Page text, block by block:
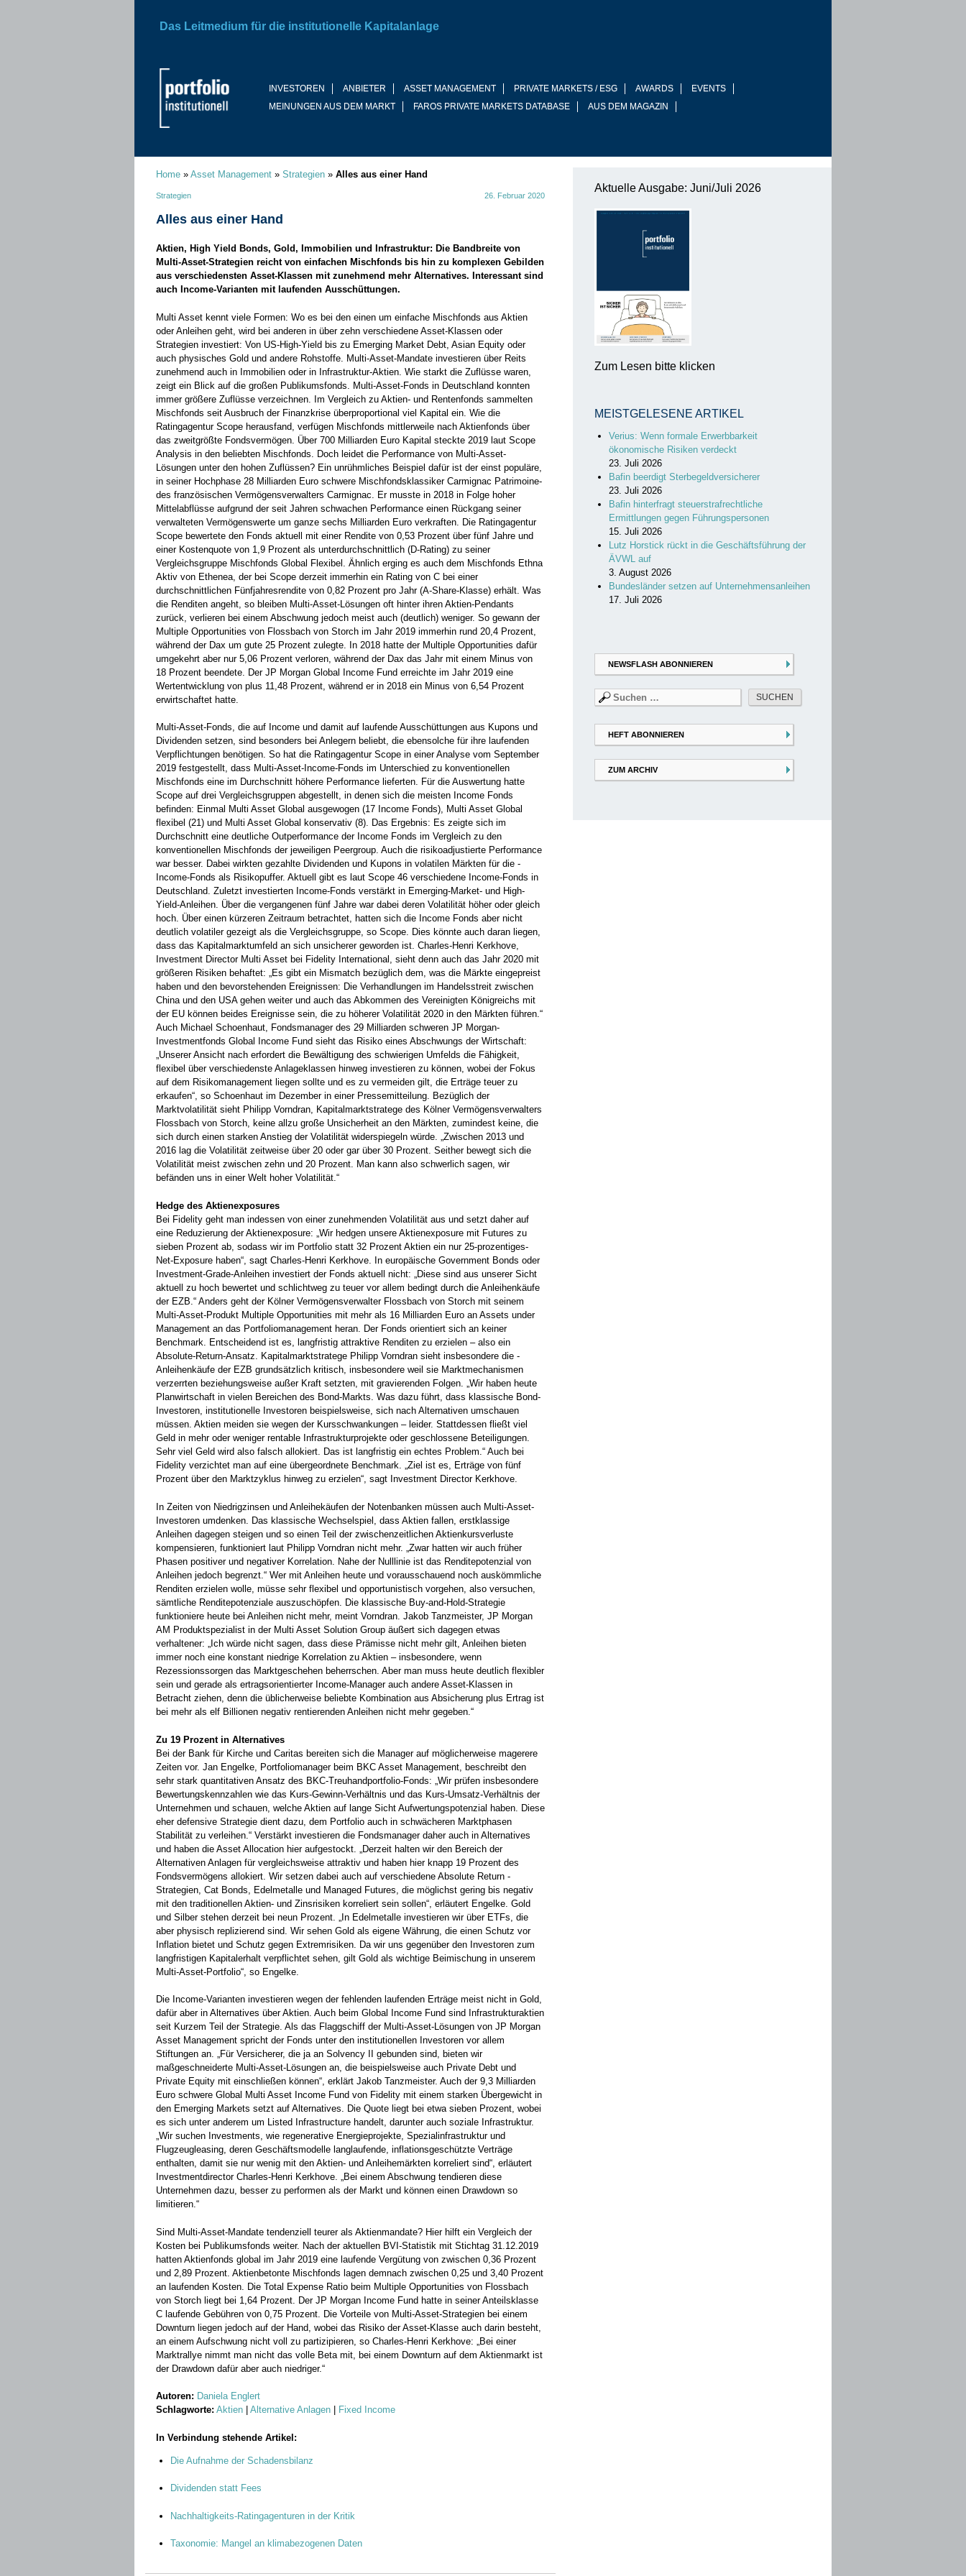
INVESTOREN ANBIETER ASSET MANAGEMENT PRIVATE MARKETS / ESG AWARDS
EVENTS
MEINUNGEN AUS DEM MARKT
FAROS PRIVATE MARKETS DATABASE AUS DEM MAGAZIN
Das Leitmedium für die institutionelle Kapitalanlage
Home » Asset Management » Strategien » Alles aus einer Hand
Strategien 26. Februar 2020
Alles aus einer Hand
Aktien, High Yield Bonds, Gold, Immobilien und Infrastruktur: Die Bandbreite von
Multi-Asset-Strategien reicht von einfachen Mischfonds bis hin zu komplexen Gebilden
aus verschiedensten Asset-Klassen mit zunehmend mehr Alternatives. Interessant sind
auch Income-Varianten mit laufenden Ausschüttungen.
Multi Asset kennt viele Formen: Wo es bei den einen um einfache Mischfonds aus Aktien
oder Anleihen geht, wird bei anderen in über zehn verschiedene Asset-Klassen oder
Strategien investiert: Von US-High-Yield bis zu Emerging Market Debt, Asian Equity oder
auch physisches Gold und andere Rohstoffe. Multi-Asset-­Mandate investieren über Reits
zunehmend auch in Immobilien oder in Infrastruktur-Aktien. Wie starkt die Zuflüsse waren,
zeigt ein Blick auf die großen Publikumsfonds. Multi-Asset-Fonds in Deutschland konnten
immer größere Zuflüsse verzeichnen. Im Vergleich zu Aktien- und Rentenfonds sammelten
Mischfonds seit Ausbruch der Finanzkrise überproportional viel Kapital ein. Wie die
Ratingagentur Scope herausfand, verfügen Mischfonds mittlerweile nach Aktienfonds über
das zweitgrößte Fondsvermögen. Über 700 Milliarden Euro Kapital steckte 2019 laut Scope
Analysis in den beliebten Mischfonds. Doch leidet die Performance von Multi­-Asset-
Lösungen unter den hohen Zuflüssen? Ein unrühm­liches Beispiel dafür ist der einst populäre,
in seiner Hochphase 28 Milliarden Euro schwere Mischfondsklassiker Carmignac Patrimoine­
des französischen Vermögensverwalters Carmignac. Er musste in 2018 in Folge hoher
Mittelabflüsse aufgrund der seit ­Jahren schwachen Performance einen Rückgang seiner
verwalteten Vermögenswerte um ganze sechs Milliarden Euro verkraften. Die Ratingagentur
Scope bewertete den Fonds aktuell mit einer ­Rendite von 0,53 Prozent über fünf Jahre und
einer Kostenquote von 1,9 Prozent als unterdurchschnittlich (D-Rating) zu seiner
Vergleichsgruppe Mischfonds Global Flexibel. Ähnlich erging es auch dem Mischfonds Ethna
Aktiv von Ethenea, der bei Scope derzeit immerhin ein Rating von C bei einer
durchschnittlichen Fünfjahresrendite von 0,82 Prozent pro Jahr (A-Share-Klasse) erhält. Was
die ­Renditen angeht, so bleiben Multi-Asset-Lösungen oft hinter ihren Aktien-Pendants
zurück, verlieren bei einem Abschwung jedoch meist auch (deutlich) weniger. So gewann der
Multiple Opportunities von Flossbach von Storch im Jahr 2019 immerhin rund 20,4 Prozent,
während der Dax um gute 25 Prozent zulegte. In 2018 ­hatte der Multiple Opportunities dafür
umgekehrt aber nur 5,06 Prozent verloren, während der Dax das Jahr mit einem Minus von
18 Prozent beendete. Der JP Morgan Global Income Fund erreichte im Jahr 2019 eine
Wertentwicklung von plus 11,48 Prozent, während er in 2018 ein Minus von 6,54 Prozent
erwirtschaftet hatte.
Multi-Asset-Fonds, die auf Income und damit auf laufende Ausschüttungen aus Kupons und
Dividenden setzen, sind besonders bei Anlegern beliebt, die ebensolche für ihre laufenden
Verpflichtungen benötigen. So hat die Ratingagentur Scope in einer Analyse vom September
2019 festgestellt, dass Multi-Asset-Income-Fonds im Unterschied zu konventionellen
Mischfonds eine im Durchschnitt höhere Performance lieferten. Für die Auswertung hatte
Scope auf drei Vergleichsgruppen abgestellt, in denen sich die meisten Income Fonds
befinden: Einmal Multi Asset Global ausgewogen (17 Income Fonds), Multi Asset Global
flexibel (21) und Multi­ Asset Global konservativ (8). Das Ergebnis: Es zeigte sich im
Durchschnitt eine deutliche Outperformance der Income Fonds im Vergleich zu den
konventionellen Mischfonds der jeweiligen P­eergroup. Auch die risikoadjustierte Performance
war besser. ­Dabei wirkten gezahlte Dividenden und Kupons in volatilen ­Märkten für die ­
Income-Fonds als Risikopuffer. Aktuell gibt es laut Scope 46 ­verschiedene Income-Fonds in
Deutschland. Zuletzt ­investierten Income-Fonds verstärkt in Emerging-Market- und High-
Yield-­Anleihen. Über die vergangenen fünf Jahre war dabei deren ­Volatilität höher oder gleich
hoch. Über einen kürzeren Zeitraum betrachtet, hatten sich die Income Fonds aber nicht
deutlich volatiler gezeigt als die Vergleichsgruppe, so Scope. Dies könnte auch ­daran liegen,
dass das Kapitalmarktumfeld an sich unsicherer ­geworden ist. Charles-Henri Kerkhove,
Investment Director Multi Asset bei Fidelity International, sieht denn auch das Jahr 2020 mit
größeren Risiken behaftet: „Es gibt ein Mismatch bezüglich dem, was die Märkte eingepreist
haben und den bevorstehenden Ereignissen: Die Verhandlungen im Handelsstreit zwischen
China und den USA gehen weiter und auch das Abkommen des Vereinigten Königreichs mit
der EU können beides Ereignisse sein, die zu ­höherer Volatilität 2020 in den Märkten führen.“
Auch Michael Schoenhaut, Fondsmanager des 29 Milliarden schweren JP Morgan­
Investmentfonds Global Income Fund sieht das Risiko eines ­Abschwungs der Wirtschaft:
„Unserer Ansicht nach erfordert die Bewältigung des schwierigen Umfelds die Fähigkeit,
flexibel über verschiedenste Anlageklassen hinweg investieren zu können, ­wobei der Fokus
auf dem Risikomanagement liegen sollte und es zu ­vermeiden gilt, die Erträge teuer zu
erkaufen“, so Schoenhaut im Dezember in einer Pressemitteilung. Bezüglich der
Marktvolatilität sieht Philipp Vorndran, Kapitalmarktstratege des Kölner Vermögensverwalters
Flossbach von Storch, keine allzu große Unsicherheit­ an den Märkten, zumindest keine, die
sich durch einen starken ­Anstieg der Volatilität widerspiegeln würde. „Zwischen 2013 und
2016 lag die Volatilität zeitweise über 20 oder gar über 30 Prozent. ­Seither bewegt sich die
Volatilität meist zwischen zehn und 20 ­Prozent. Man kann also schwerlich sagen, wir
befänden uns in ­einer Welt hoher Volatilität.“
Hedge des Aktienexposures
Bei Fidelity geht man indessen von einer zunehmenden Volatilität aus und setzt daher auf
eine Reduzierung der Aktienexposure: „Wir hedgen unsere Aktienexposure mit Futures zu
sieben Prozent ab, sodass wir im Portfolio statt 32 Prozent Aktien ein nur 25-prozentiges­
Net-Exposure haben“, sagt Charles-Henri Kerkhove. In europäische Government Bonds oder
Investment-Grade-Anleihen investiert der Fonds aktuell nicht: „Diese sind aus unserer Sicht
aktuell zu hoch bewertet und schlichtweg zu teuer vor allem bedingt durch die ­Anleihenkäufe
der EZB.“ Anders geht der Kölner Vermögensverwalter Flossbach von Storch mit seinem
Multi-Asset-Produkt ­Multiple Opportunities mit mehr als 16 Milliarden Euro an Assets under
Management an das Portfoliomanagement heran. Der Fonds orientiert sich an keiner
Benchmark. Entscheidend ist es, langfristig­ attraktive Renditen zu erzielen – also ein
Absolute-Return-Ansatz. Kapitalmarktstratege Philipp Vorndran sieht insbesondere die ­
Anleihenkäufe der EZB grundsätzlich kritisch, insbesondere weil sie Marktmechanismen
verzerrten beziehungsweise außer Kraft setzten, mit gravierenden Folgen. „Wir haben heute
Planwirtschaft in vielen Bereichen des Bond-Markts. Was dazu führt, dass ­klassische Bond-
Investoren, institutionelle Investoren beispielsweise, sich nach Alternativen umschauen
müssen. Aktien meiden sie wegen der Kursschwankungen – leider. Stattdessen fließt viel
Geld in mehr oder weniger rentable Infrastrukturprojekte oder ­geschlossene Beteiligungen.
Sehr viel Geld wird also falsch ­allokiert. Das ist langfristig ein echtes Problem.“ Auch bei
Fidelity verzichtet man auf eine übergeordnete Benchmark. „Ziel ist es, Erträge von fünf
Prozent über den Marktzyklus hinweg zu erzielen“, sagt ­Investment Director Kerkhove.
In Zeiten von Niedrigzinsen und Anleihekäufen der Notenbanken müssen auch Multi-Asset-
Investoren umdenken. Das klassische Wechselspiel, dass Aktien fallen, erstklassige
Anleihen dagegen steigen und so einen Teil der zwischenzeitlichen ­Aktienkursverluste
kompensieren, funktioniert laut Philipp Vorndran nicht mehr. „Zwar hatten wir auch früher
Phasen positiver und negativer Korrelation. Nahe der Nulllinie ist das Renditepotenzial von
Anleihen ­jedoch ­begrenzt.“ Wer mit Anleihen heute und vorausschauend noch auskömmliche
Renditen erzielen wolle, müsse sehr flexibel und ­opportunistisch vorgehen, also versuchen,
sämtliche Renditepotenziale auszuschöpfen. Die klassische Buy-and-Hold-Strategie
funktioniere heute bei Anleihen nicht mehr, meint Vorndran. ­Jakob ­Tanzmeister, JP Morgan
AM Produktspezialist in der Multi Asset Solution Group äußert sich dagegen etwas
verhaltener: „Ich würde nicht sagen, dass diese Prämisse nicht mehr gilt, Anleihen bieten
immer noch eine konstant niedrige Korrelation zu Aktien – insbesondere, wenn
Rezessionssorgen das Marktgeschehen beherrschen. Aber man muss heute deutlich flexibler
sein und gerade als ertragsorientierter Income-Manager auch andere Asset-Klassen in
Betracht ziehen, denn die üblicherweise beliebte Kombination aus Absicherung plus Ertrag ist
bei mehr als elf Billionen negativ ­rentierenden Anleihen nicht mehr gegeben.“
Zu 19 Prozent in Alternatives
Bei der Bank für Kirche und Caritas bereiten sich die Manager auf möglicherweise magerere
Zeiten vor. Jan Engelke, Portfoliomanager­ beim BKC Asset Management, beschreibt den
sehr stark quantitativen Ansatz des BKC-Treuhandportfolio-Fonds: „Wir prüfen ­insbesondere
Bewertungskennzahlen wie das Kurs-Gewinn-­Verhältnis und das Kurs-Umsatz-Verhältnis der
Unternehmen und schauen, welche Aktien auf lange Sicht Aufwertungspotenzial ­haben. Diese
eher defensive Strategie dient dazu, dem Portfolio auch in schwächeren Marktphasen
Stabilität zu verleihen.“ ­Verstärkt investieren die Fondsmanager daher auch in Alternatives
und ­haben die Asset Allocation hier aufgestockt. „Derzeit halten wir den Bereich der
Alternativen Anlagen für vergleichsweise attraktiv und haben hier knapp 19 Prozent des
Fondsvermögens allokiert. Wir setzen dabei auch auf verschiedene Absolute Return ­
Strategien, Cat Bonds, Edelmetalle und Managed Futures, die ­möglichst gering bis negativ
mit den traditionellen Aktien- und Zinsrisiken korreliert sein sollen“, erläutert Engelke. Gold
und ­Silber stehen derzeit bei neun Prozent. „In Edelmetalle investieren wir über ETFs, die
aber physisch replizierend sind. Wir sehen Gold als eigene Währung, die einen Schutz vor
Inflation bietet und Schutz gegen Extremrisiken. Da wir uns gegenüber den Investoren zum
langfristigen ­Kapitalerhalt verpflichtet sehen, gilt Gold als wichtige Beimischung in unserem
Multi-Asset-Portfolio“, so Engelke.­
Die Income-Varianten investieren wegen der fehlenden laufenden Erträge meist nicht in Gold,
dafür aber in Alternatives über Aktien. Auch beim Global ­Income Fund sind Infrastrukturaktien
seit ­Kurzem Teil der Strategie. Als das Flaggschiff der Multi-Asset-­Lösungen von JP Morgan
Asset Management spricht der Fonds unter den institutionellen Investoren vor allem
Stiftungen an. „Für Versicherer, die ja an Solvency II gebunden sind, bieten wir
maßgeschneiderte Multi-Asset-Lösungen an, die beispielsweise auch ­Private Debt und
Private Equity mit einschließen können“, erklärt Jakob Tanzmeister. Auch der 9,3 Milliarden
Euro schwere Global Multi Asset Income Fund von Fidelity mit einem starken Übergewicht in
den Emerging Markets setzt auf Alternatives. Die Quote liegt bei etwa sieben Prozent, wobei
es sich unter anderem um ­Listed Infrastructure handelt, darunter auch soziale Infrastruktur.
„Wir suchen Investments, wie regenerative Energieprojekte, Spezial­infrastruktur und
Flugzeugleasing, deren Geschäftsmodelle langlaufende, inflationsgeschützte Verträge
enthalten, damit sie nur wenig mit den Aktien- und Anleihemärkten korreliert sind“, erläutert
Investmentdirector Charles-Henri Kerkhove. „Bei einem Abschwung tendieren diese
Unternehmen dazu, besser zu performen als der Markt und können einen Drawdown so
limitieren.“
Sind Multi-Asset-Mandate tendenziell teurer als Aktienmandate? Hier hilft ein Vergleich der
Kosten bei Publikumsfonds weiter. Nach der aktuellen BVI-Statistik mit Stichtag 31.12.2019
hatten ­Aktienfonds global im Jahr 2019 eine laufende Vergütung von ­zwischen 0,36 Prozent
und 2,89 Prozent. Aktienbetonte Mischfonds lagen demnach zwischen 0,25 und 3,40 Prozent
an laufenden Kosten. Die Total Expense Ratio beim Multiple Opportunities von Flossbach
von Storch liegt bei 1,64 Prozent. Der JP Morgan ­Income Fund hatte in seiner Anteilsklasse
C laufende Gebühren von 0,75 Prozent. Die Vorteile von Multi-Asset-Strategien bei ­einem
Downturn liegen jedoch auf der Hand, wobei das Risiko der Asset-Klasse auch darin besteht,
an einem Aufschwung nicht voll zu ­partizipieren, so Charles-Henri Kerkhove: „Bei einer
Marktrallye nimmt man nicht das volle Beta mit, bei einem Downturn auf dem Aktienmarkt ist
der Drawdown dafür aber auch niedriger.“
Autoren: Daniela Englert
Schlagworte: Aktien Alternative Anlagen Fixed Income
In Verbindung stehende Artikel:
Die Aufnahme der Schadensbilanz
Dividenden statt Fees
Nachhaltigkeits-Ratingagenturen in der Kritik
Taxonomie: Mangel an klimabezogenen Daten
Aktuelle Ausgabe: Juni/Juli 2026
Zum Lesen bitte klicken
MEISTGELESENE ARTIKEL
Verius: Wenn formale Erwerbbarkeit
ökonomische Risiken verdeckt
23. Juli 2026
Bafin beerdigt Sterbegeldversicherer
23. Juli 2026
Bafin hinterfragt steuerstrafrechtliche
Ermittlungen gegen Führungspersonen
15. Juli 2026
Lutz Horstick rückt in die Geschäftsführung der
ÄVWL auf
3. August 2026
Bundesländer setzen auf Unternehmensanleihen
17. Juli 2026
NEWSFLASH ABONNIEREN
Suchen
nach:
HEFT ABONNIEREN
ZUM ARCHIV